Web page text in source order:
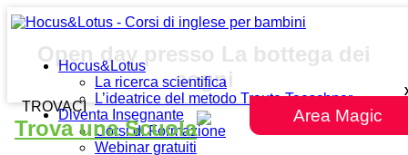
Hocus&Lotus
La ricerca scientifica
L’ideatrice del metodo Traute Taeschner
Diventa Insegnante
Corsi di Formazione
Webinar gratuiti
Area Magic
TROVACI
Trova una Scuola
Open day presso La bottega dei
sogni